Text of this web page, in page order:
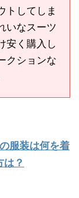
トしてしま
いなスーツ
安く購入し
クションな
服装は何を着
？